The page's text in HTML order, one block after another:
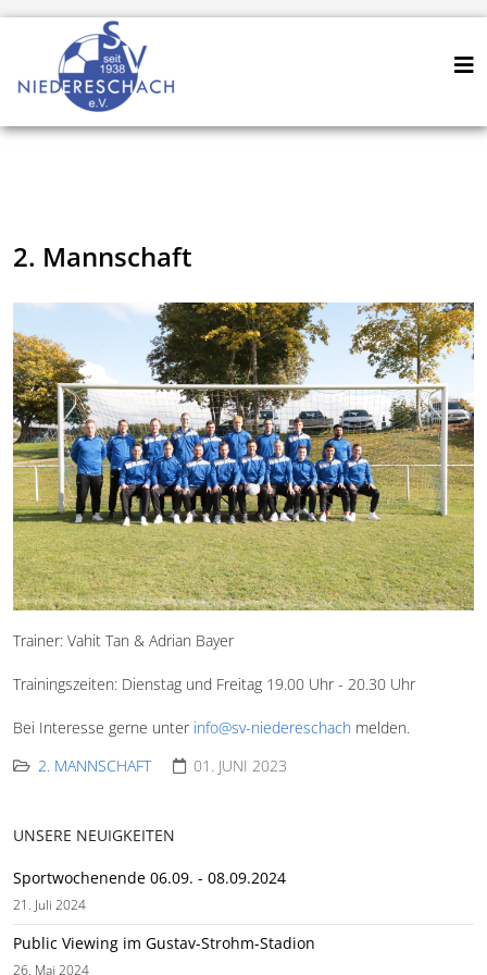
2. Mannschaft
Trainer: Vahit Tan & Adrian Bayer
Trainingszeiten: Dienstag und Freitag 19.00 Uhr - 20.30 Uhr
Bei Interesse gerne unter info@sv-niedereschach melden.
2. MANNSCHAFT
01. JUNI 2023
UNSERE NEUIGKEITEN
Sportwochenende 06.09. - 08.09.2024
21. Juli 2024
Public Viewing im Gustav-Strohm-Stadion
26. Mai 2024